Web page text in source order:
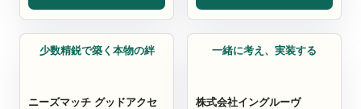
グッドアクセス支部
少数精鋭で築く本物の絆
ニーズマッチ グッドアクセ
ウェブ制作
一緒に考え、実装する
株式会社イングルーヴ